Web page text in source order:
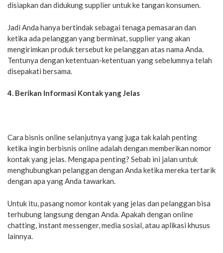
disiapkan dan didukung supplier untuk ke tangan konsumen.
Jadi Anda hanya bertindak sebagai tenaga pemasaran dan
ketika ada pelanggan yang berminat, supplier yang akan
mengirimkan produk tersebut ke pelanggan atas nama Anda.
Tentunya dengan ketentuan-ketentuan yang sebelumnya telah
disepakati bersama.
4. Berikan Informasi Kontak yang Jelas
Cara bisnis online selanjutnya yang juga tak kalah penting
ketika ingin berbisnis online adalah dengan memberikan nomor
kontak yang jelas. Mengapa penting? Sebab ini jalan untuk
menghubungkan pelanggan dengan Anda ketika mereka tertarik
dengan apa yang Anda tawarkan.
Untuk itu, pasang nomor kontak yang jelas dan pelanggan bisa
terhubung langsung dengan Anda. Apakah dengan online
chatting, instant messenger, media sosial, atau aplikasi khusus
lainnya.